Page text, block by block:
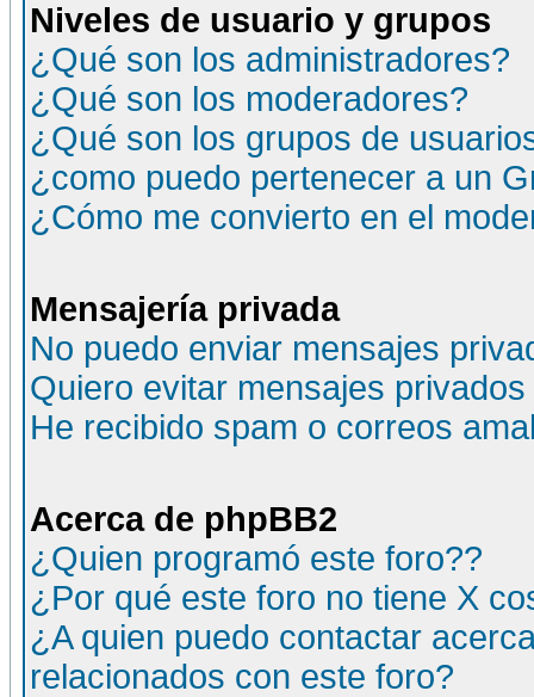
Niveles de usuario y grupos
¿Qué son los administradores?
¿Qué son los moderadores?
¿Qué son los grupos de
¿como puedo pertenecer a un
¿Cómo me convierto en el
Mensajería privada
No puedo enviar mensajes
Quiero evitar mensajes
He recibido spam o correos
Acerca de phpBB2
¿Quien programó este foro??
¿Por qué este foro no tiene X
¿A quien puedo contactar
relacionados con este foro?